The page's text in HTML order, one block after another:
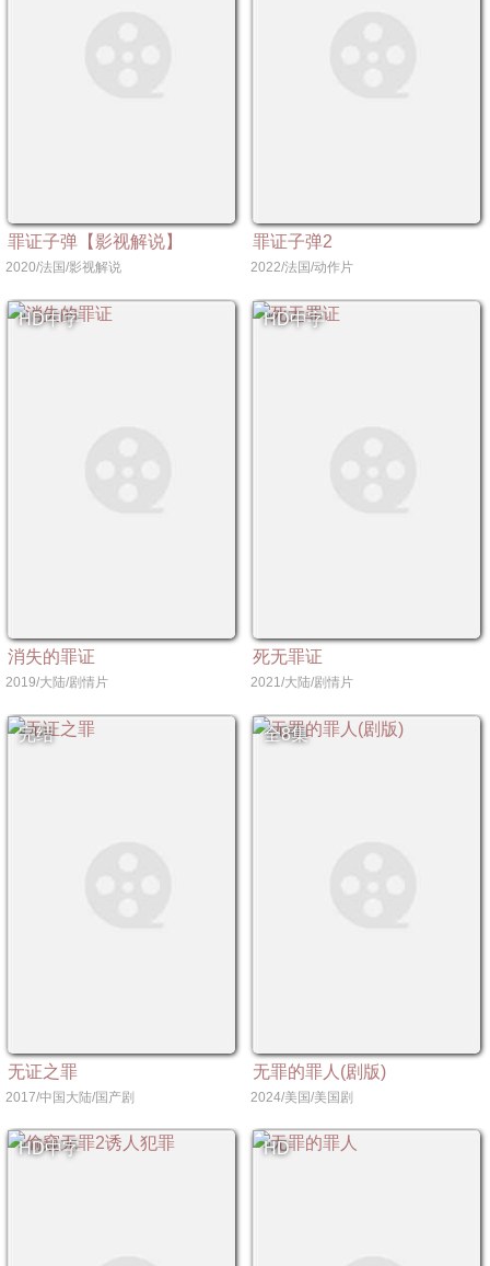
罪证子弹【影视解说】
2020/法国/影视解说
罪证子弹2
2022/法国/动作片
HD中字
消失的罪证
2019/大陆/剧情片
HD中字
死无罪证
2021/大陆/剧情片
完结
无证之罪
2017/中国大陆/国产剧
全8集
无罪的罪人(剧版)
2024/美国/美国剧
HD中字 HD